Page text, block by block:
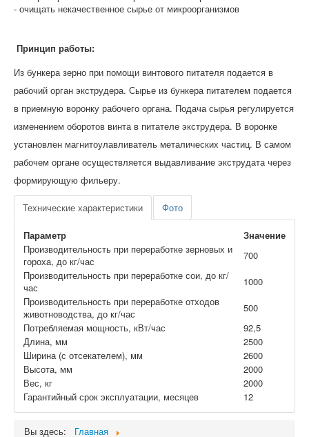
- очищать некачественное сырье от микроорганизмов
Принцип работы:
Из бункера зерно при помощи винтового питателя подается в
рабочий орган экструдера. Сырье из бункера питателем подается
в приемную воронку рабочего органа. Подача сырья регулируется
изменением оборотов винта в питателе экструдера. В воронке
установлен магнитоулавливатель металических частиц. В самом
рабочем органе осуществляется выдавливание экструдата через
формирующую фильеру.
Технические характеристики Фото
Параметр
Значение
Производительность при переработке зерновых и
гороха, до кг/час
700
Производительность при переработке сои, до кг/
час
1000
Производительность при переработке отходов
животноводства, до кг/час
500
Потребляемая мощность, кВт/час
92,5
Длина, мм
2500
Ширина (с отсекателем), мм
2600
Высота, мм
2000
Вес, кг
2000
Гарантийный срок эксплуатации, месяцев
12
Вы здесь:
Главная